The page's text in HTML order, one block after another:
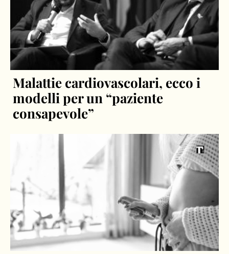
Malattie cardiovascolari, ecco i
modelli per un “paziente
consapevole”